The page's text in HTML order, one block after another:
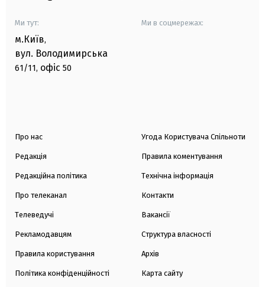
Ми тут:
м.Київ,
вул. Володимирська
61/11, офіс 50
Ми в соцмережах:
Про нас
Редакція
Редакційна політика
Про телеканал
Телеведучі
Рекламодавцям
Правила користування
Політика конфіденційності
Угода Користувача Спільноти
Правила коментування
Технічна інформація
Контакти
Вакансії
Структура власності
Архів
Карта сайту